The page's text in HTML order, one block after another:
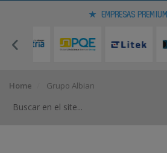
EMPRESAS PREMIUM
Home Grupo Albian